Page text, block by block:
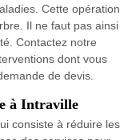
Cette opération
Il ne faut pas ainsi
Contactez notre
dont vous
de devis.
à Intraville
consiste à réduire les